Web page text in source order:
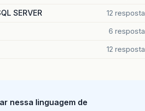
SERVER 12
6
12
nessa linguagem de